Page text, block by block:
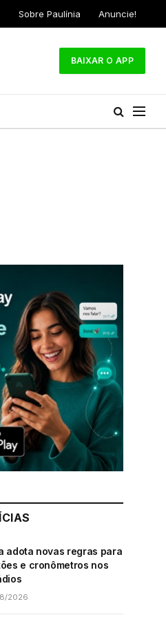
Sobre Paulínia Anuncie!
BAIXAR O APP
adota novas regras para
e cronômetros nos
2026